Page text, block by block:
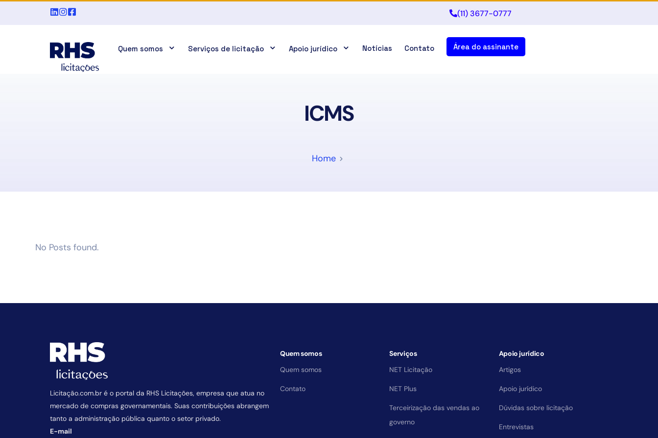
(11) 3677-0777
Quem somos Serviços de licitação Apoio jurídico Notícias Contato Área do assinante
ICMS
Home
No Posts found.
Licitação.com.br é o portal da RHS Licitações, empresa que atua no
mercado de compras governamentais. Suas contribuições abrangem
tanto a administração pública quanto o setor privado.
E-mail
Quem somos
Quem somos
Contato
Serviços
NET Licitação
NET Plus
Terceirização das vendas ao
governo
Apoio jurídico
Artigos
Apoio jurídico
Dúvidas sobre licitação
Entrevistas